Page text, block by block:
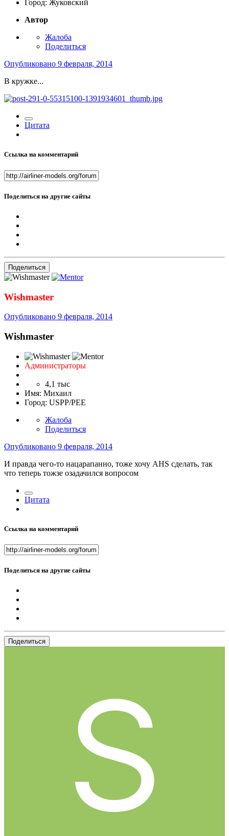
Город: Жуковский
Автор
Жалоба
Поделиться
Опубликовано 9 февраля, 2014
В кружке...
Цитата
Ссылка на комментарий
Поделиться на другие сайты
Поделиться
Wishmaster
Опубликовано 9 февраля, 2014
Wishmaster
Администраторы
4,1 тыс
Имя: Михаил
Город: USPP/PEE
Жалоба
Поделиться
Опубликовано 9 февраля, 2014
И правда чего-то нацарапанно, тоже хочу AHS сделать, так
что теперь тожзе озадачился вопросом
Цитата
Ссылка на комментарий
Поделиться на другие сайты
Поделиться